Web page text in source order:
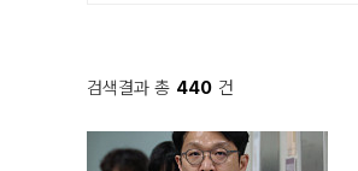
검색결과 총 440 건